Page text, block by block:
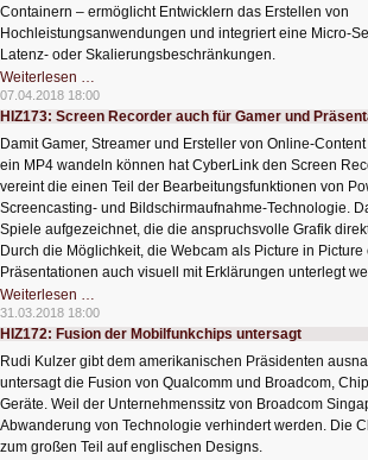
Containern – ermöglicht Entwicklern das Erstellen von
Hochleistungsanwendungen und integriert eine Micro-
Latenz- oder Skalierungsbeschränkungen.
Weiterlesen …
Mainframe
für
extrem
Transaktionsraten
07.04.2018 18:00
HIZ173: Screen Recorder auch für Gamer und
Damit Gamer, Streamer und Ersteller von Online-
ein MP4 wandeln können hat CyberLink den Screen
vereint die einen Teil der Bearbeitungsfunktionen von
Screencasting- und Bildschirmaufnahme-Technologie.
Spiele aufgezeichnet, die die anspruchsvolle Grafik
Durch die Möglichkeit, die Webcam als Picture in
Präsentationen auch visuell mit Erklärungen unterlegt
Weiterlesen …
Screen
Recorder
auch
Gamer
und
Präsentationen
31.03.2018 18:00
HIZ172: Fusion der Mobilfunkchips untersagt
Rudi Kulzer gibt dem amerikanischen Präsidenten
untersagt die Fusion von Qualcomm und Broadcom,
Geräte. Weil der Unternehmenssitz von Broadcom
Abwanderung von Technologie verhindert werden. Die
zum großen Teil auf englischen Designs.